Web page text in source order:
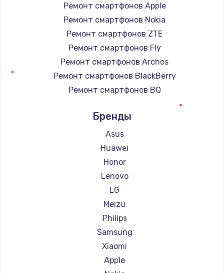
Ремонт смартфонов Apple
Ремонт смартфонов Nokia
Ремонт смартфонов ZTE
Ремонт смартфонов Fly
Ремонт смартфонов Archos
Ремонт смартфонов BlackBerry
Ремонт смартфонов BQ
Ремонт смартфонов Digma
Ремонт смартфонов Ginzzu
Ремонт смартфонов Highscreen
Ремонт смартфонов Irbis
Ремонт смартфонов Kyocera
Ремонт смартфонов LeEco
Ремонт смартфонов OnePlus
Ремонт смартфонов teXet
Ремонт смартфонов Motorola
Ремонт смартфонов Prestigio
Ремонт смартфонов Vertex
Бренды
Asus
Huawei
Honor
Lenovo
LG
Meizu
Philips
Samsung
Xiaomi
Apple